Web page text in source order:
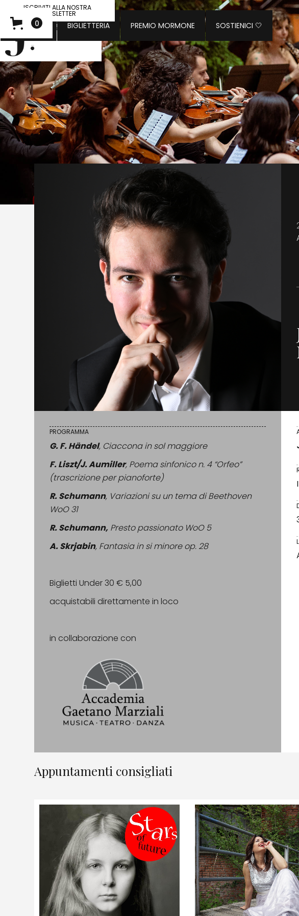
CONCERTI BIGLIETTERIA PREMIO MORMONE SOSTIENICI 🤍
0
ISCRIVITI ALLA NOSTRA
NEWSLETTER
PROGRAMMA
G. F. Händel, Ciaccona in sol maggiore
F. Liszt/J. Aumiller, Poema sinfonico n. 4 “Orfeo”
(trascrizione per pianoforte)
R. Schumann, Variazioni su un tema di Beethoven
WoO 31
R. Schumann, Presto passionato WoO 5
A. Skrjabin, Fantasia in si minore op. 28
Biglietti Under 30 € 5,00
acquistabili direttamente in loco
in collaborazione con
Appuntamenti consigliati